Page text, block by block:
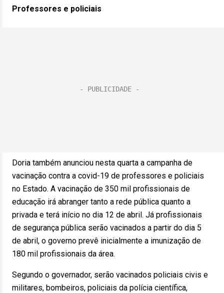
Professores e policiais
Doria também anunciou nesta quarta a campanha de
vacinação contra a covid-19 de professores e policiais
no Estado. A vacinação de 350 mil profissionais de
educação irá abranger tanto a rede pública quanto a
privada e terá início no dia 12 de abril. Já profissionais
de segurança pública serão vacinados a partir do dia 5
de abril, o governo prevê inicialmente a imunização de
180 mil profissionais da área.
Segundo o governador, serão vacinados policiais civis e
militares, bombeiros, policiais da polícia científica,